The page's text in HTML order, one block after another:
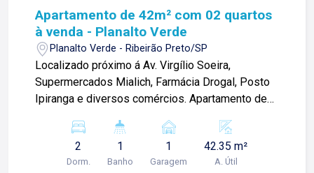
Apartamento de 42m² com 02 quartos
à venda - Planalto Verde
Planalto Verde - Ribeirão Preto/SP
Localizado próximo á Av. Virgílio Soeira,
Supermercados Mialich, Farmácia Drogal, Posto
Ipiranga e diversos comércios. Apartamento de
Cozinha; -01 banheiro social; -Área de serviços;
-01 vaga de garagem; Para mais informações e
agendamento de visita, entre em contato. Lago
2
Dorm.
1
Banho
1
Garagem
42.35 m²
A. Útil